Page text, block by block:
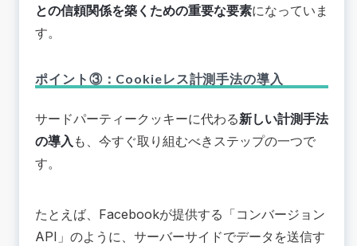
との信頼関係を築くための重要な要素になっていま
す。
ポイント③：Cookieレス計測手法の導入
サードパーティークッキーに代わる新しい計測手法
の導入 も、今すぐ取り組むべきステップの一つで
す。
たとえば、Facebookが提供する「コンバージョン
API」のように、サーバーサイドでデータを送信す